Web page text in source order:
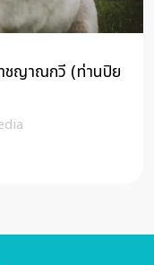
ากับทุกลมหายใจนี้